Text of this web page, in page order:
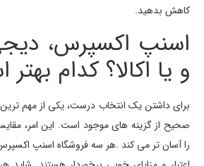
کاهش بدهید.
اسنپ اکسپرس،
و یا اکالا؟ کدام
برای داشتن یک انتخاب درست، یکی از مهم
صحیح از گزینه های موجود است. این امر،
را آسان تر می کند .هر سه فروشگاه اسنپ